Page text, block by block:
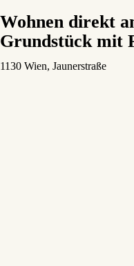
Wohnen direkt
Grundstück mit
1130 Wien, Jaunerstraße